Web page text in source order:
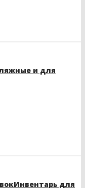
и для
Инвентарь для